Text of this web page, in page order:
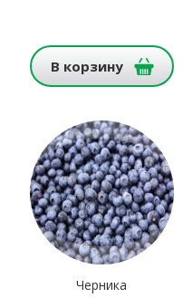
В корзину
Черника